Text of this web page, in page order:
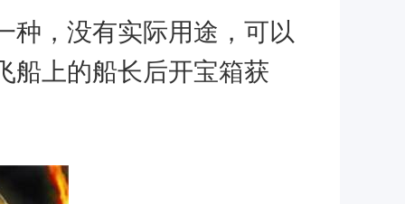
种，没有实际用途，可以
船上的船长后开宝箱获